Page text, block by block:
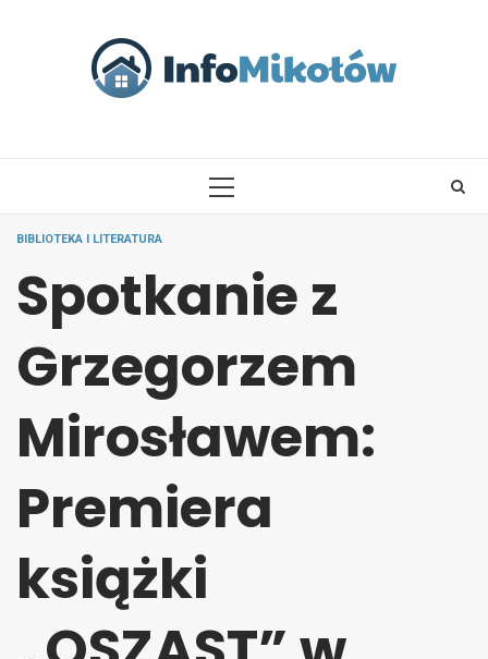
PRIMARY
BIBLIOTEKA I LITERATURA
Spotkanie z
Grzegorzem
Mirosławem:
Premiera
książki